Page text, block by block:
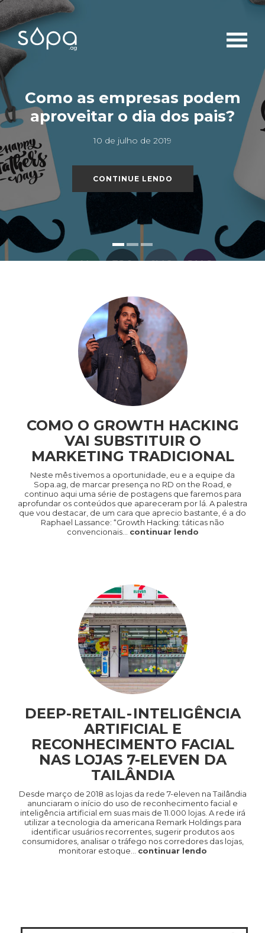
Como as empresas podem
aproveitar o dia dos pais?
10 de julho de 2019
CONTINUE LENDO
COMO O GROWTH HACKING
VAI SUBSTITUIR O
MARKETING TRADICIONAL
Neste mês tivemos a oportunidade, eu e a equipe da
Sopa.ag, de marcar presença no RD on the Road, e
continuo aqui uma série de postagens que faremos para
aprofundar os conteúdos que apareceram por lá. A palestra
que vou destacar, de um cara que aprecio bastante, é a do
Raphael Lassance: “Growth Hacking: táticas não
convencionais… continuar lendo
DEEP-RETAIL - INTELIGÊNCIA
ARTIFICIAL E
RECONHECIMENTO FACIAL
NAS LOJAS 7-ELEVEN DA
TAILÂNDIA
Desde março de 2018 as lojas da rede 7-eleven na Tailândia
anunciaram o início do uso de reconhecimento facial e
inteligência artificial em suas mais de 11.000 lojas. A rede irá
utilizar a tecnologia da americana Remark Holdings para
identificar usuários recorrentes, sugerir produtos aos
consumidores, analisar o tráfego nos corredores das lojas,
monitorar estoque… continuar lendo